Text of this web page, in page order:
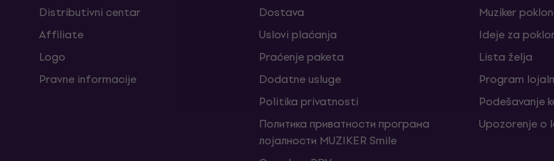
Distributivni centar
Affiliate
Logo
Pravne informacije
Dostava
Uslovi plaćanja
Praćenje paketa
Dodatne usluge
Politika privatnosti
Политика приватности програма
лојалности MUZIKER Smile
Muziker
Ideje za
Lista želja
Program
Podešavanje
Upozorenje o